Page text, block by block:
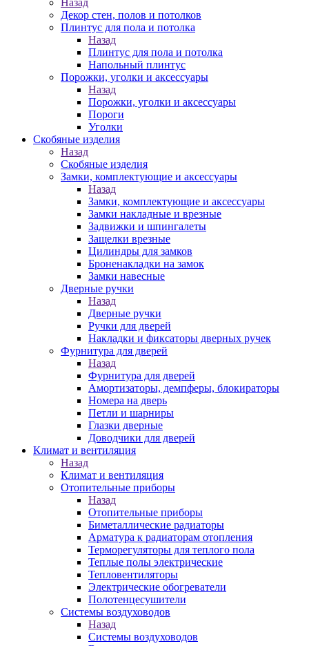
Назад
Декор стен, полов и потолков
Плинтус для пола и потолка
Назад
Плинтус для пола и потолка
Напольный плинтус
Порожки, уголки и аксессуары
Назад
Порожки, уголки и аксессуары
Пороги
Уголки
Скобяные изделия
Назад
Скобяные изделия
Замки, комплектующие и аксессуары
Назад
Замки, комплектующие и аксессуары
Замки накладные и врезные
Задвижки и шпингалеты
Защелки врезные
Цилиндры для замков
Броненакладки на замок
Замки навесные
Дверные ручки
Назад
Дверные ручки
Ручки для дверей
Накладки и фиксаторы дверных ручек
Фурнитура для дверей
Назад
Фурнитура для дверей
Амортизаторы, демпферы, блокираторы
Номера на дверь
Петли и шарниры
Глазки дверные
Доводчики для дверей
Климат и вентиляция
Назад
Климат и вентиляция
Отопительные приборы
Назад
Отопительные приборы
Биметаллические радиаторы
Арматура к радиаторам отопления
Терморегуляторы для теплого пола
Теплые полы электрические
Тепловентиляторы
Электрические обогреватели
Полотенцесушители
Системы воздуховодов
Назад
Системы воздуховодов